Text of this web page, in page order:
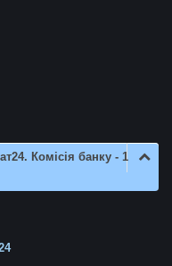
Комісія банку - 1